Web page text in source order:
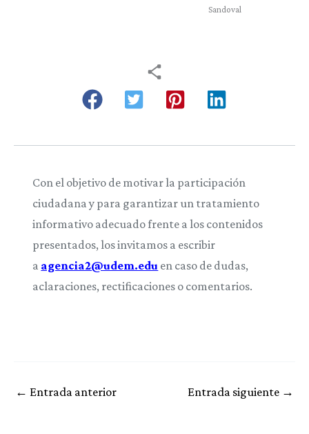
Sandoval
Con el objetivo de motivar la participación
ciudadana y para garantizar un tratamiento
informativo adecuado frente a los contenidos
presentados, los invitamos a escribir
a agencia2@udem.edu en caso de dudas,
aclaraciones, rectificaciones o comentarios.
← Entrada anterior Entrada siguiente →